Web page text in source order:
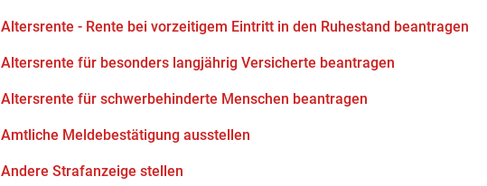
Altersrente - Rente bei vorzeitigem Eintritt in den Ruhestand beantragen
Altersrente für besonders langjährig Versicherte beantragen
Altersrente für schwerbehinderte Menschen beantragen
Amtliche Meldebestätigung ausstellen
Andere Strafanzeige stellen